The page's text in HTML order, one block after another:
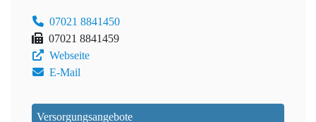
07021 8841450
07021 8841459
Webseite
E-Mail
Versorgungsangebote